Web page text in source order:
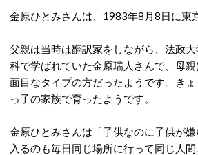
金原ひとみさんは、1983年8月8日に東
父親は当時は翻訳家をしながら、法政
科で学ばれていた金原瑞人さんで、母
面目なタイプの方だったようです。き
っ子の家族で育ったようです。
金原ひとみさんは「子供なのに子供が
入るのも毎日同じ場所に行って同じ人